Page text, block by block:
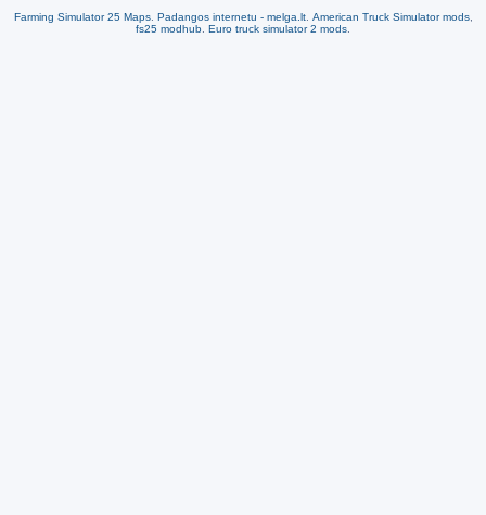
Farming Simulator 25 Maps. Padangos internetu - melga.lt. American Truck Simulator mods,
fs25 modhub Euro truck simulator 2 mods